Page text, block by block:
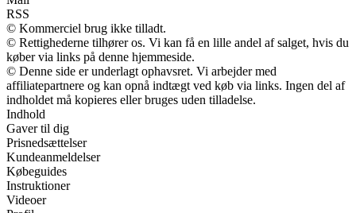
RSS
© Kommerciel brug ikke tilladt.
© Rettighederne tilhører os. Vi kan få en lille andel af salget, hvis du
køber via links på denne hjemmeside.
© Denne side er underlagt ophavsret. Vi arbejder med
affiliatepartnere og kan opnå indtægt ved køb via links. Ingen del af
indholdet må kopieres eller bruges uden tilladelse.
Indhold
Gaver til dig
Prisnedsættelser
Kundeanmeldelser
Købeguides
Instruktioner
Videoer